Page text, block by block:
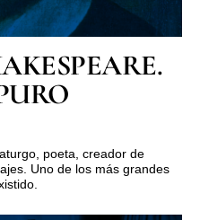
poeta, creador de
Uno de los más grandes